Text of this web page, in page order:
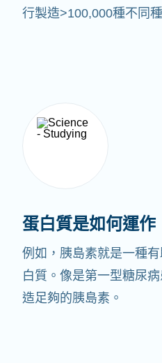
行製造>100,000種不同
蛋白質是如何運作
例如，胰島素就是一種
白質。像是第一型糖尿
造足夠的胰島素。